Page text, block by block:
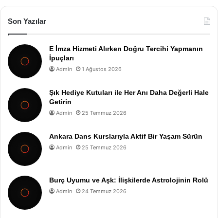
Son Yazılar
E İmza Hizmeti Alırken Doğru Tercihi Yapmanın
İpuçları
Admin 1 Ağustos 2026
Şık Hediye Kutuları ile Her Anı Daha Değerli Hale
Getirin
Admin 25 Temmuz 2026
Ankara Dans Kurslarıyla Aktif Bir Yaşam Sürün
Admin 25 Temmuz 2026
Burç Uyumu ve Aşk: İlişkilerde Astrolojinin Rolü
Admin 24 Temmuz 2026